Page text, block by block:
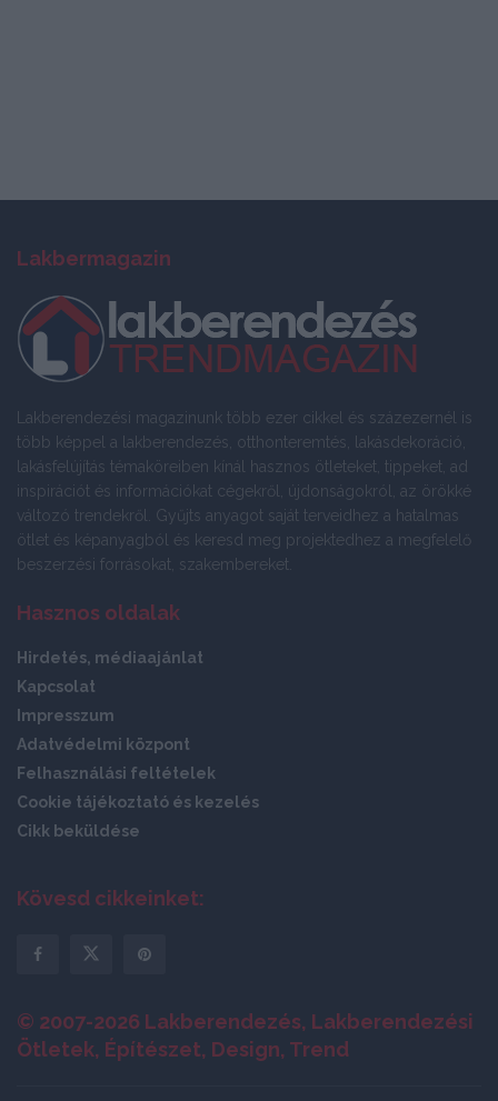
Lakbermagazin
Lakberendezési magazinunk több ezer cikkel és százezernél is
több képpel a lakberendezés, otthonteremtés, lakásdekoráció,
lakásfelújítás témaköreiben kínál hasznos ötleteket, tippeket, ad
inspirációt és információkat cégekről, újdonságokról, az örökké
változó trendekről. Gyűjts anyagot saját terveidhez a hatalmas
ötlet és képanyagból és keresd meg projektedhez a megfelelő
beszerzési forrásokat, szakembereket.
Hasznos oldalak
Hirdetés, médiaajánlat
Kapcsolat
Impresszum
Adatvédelmi központ
Felhasználási feltételek
Cookie tájékoztató és kezelés
Cikk beküldése
Kövesd cikkeinket:
© 2007-2026 Lakberendezés, Lakberendezési
Ötletek, Építészet, Design, Trend